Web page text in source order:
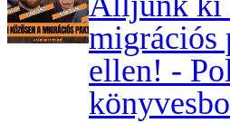
migrációs
ellen! -